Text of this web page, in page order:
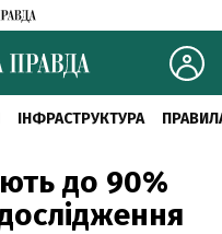
ІНФРАСТРУКТУРА
до 90%